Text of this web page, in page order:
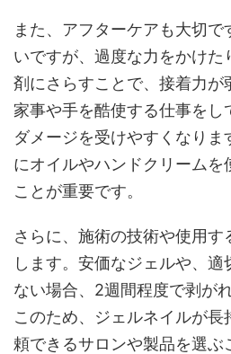
また、アフターケアも大切で
いですが、過度な力をかけ
剤にさらすことで、接着力が
家事や手を酷使する仕事を
ダメージを受けやすくなりま
にオイルやハンドクリームを
ことが重要です。
さらに、施術の技術や使用
します。安価なジェルや、
ない場合、2週間程度で剥が
このため、ジェルネイルが
頼できるサロンや製品を選ぶ